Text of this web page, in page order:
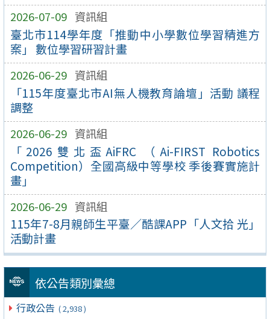
2026-07-09 資訊組
臺北市114學年度「推動中小學數位學習精進方
案」 數位學習研習計畫
2026-06-29 資訊組
「115年度臺北市AI無人機教育論壇」活動 議程
調整
2026-06-29 資訊組
「2026雙北盃AiFRC （Ai-FIRST Robotics
Competition）全國高級中等學校 季後賽實施計
畫」
2026-06-29 資訊組
115年7-8月親師生平臺／酷課APP「人文拾 光」
活動計畫
依公告類別彙總
行政公告 ( 2,938 )